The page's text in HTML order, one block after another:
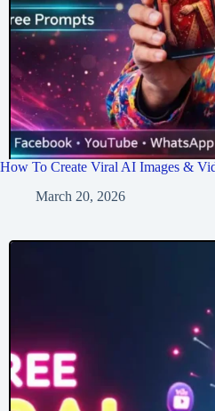
How To Create Viral AI Images &
March 20, 2026